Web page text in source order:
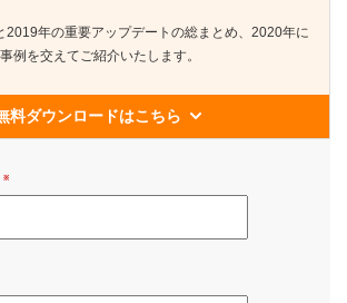
2019年の重要アップデートの総まとめ、2020年に
例を交えてご紹介いたします。
料ダウンロードはこちら